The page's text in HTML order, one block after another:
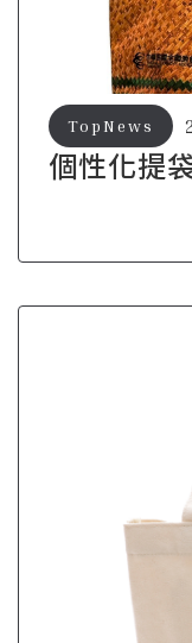
個性化提
TopNews